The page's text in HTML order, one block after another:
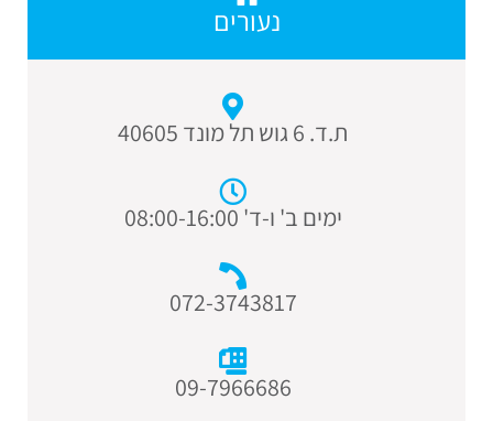
נעורים
ת.ד. 6 גוש תל מונד 40605
ימים ב' ו-ד' 08:00-16:00
072-3743817
09-7966686